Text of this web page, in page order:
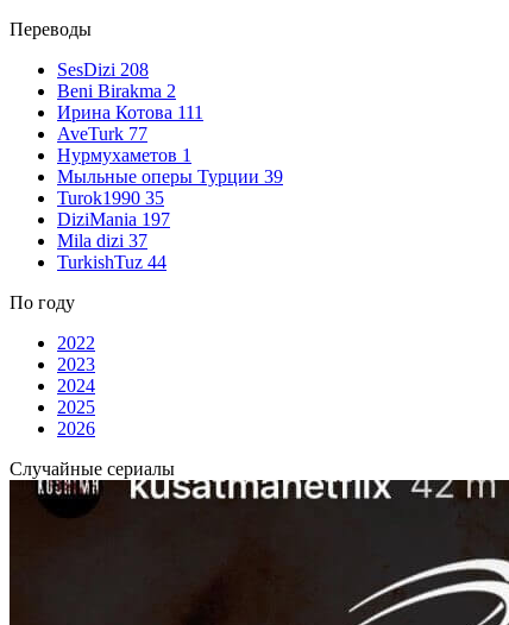
Переводы
SesDizi 208
Beni Birakma 2
Ирина Котова 111
AveTurk 77
Нурмухаметов 1
Мыльные оперы Турции 39
Turok1990 35
DiziMania 197
Mila dizi 37
TurkishTuz 44
По году
2022
2023
2024
2025
2026
Случайные сериалы